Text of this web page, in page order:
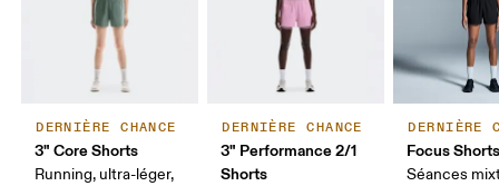
DERNIÈRE CHANCE
3" Core Shorts
Running, ultra-léger,
DERNIÈRE CHANCE
3" Performance 2/1
Shorts
DERNIÈRE
Focus
Séances